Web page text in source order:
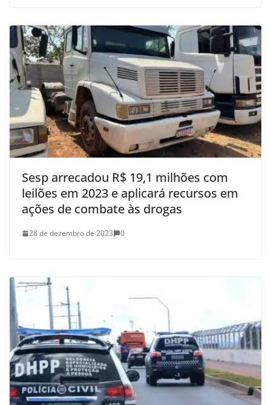
Sesp arrecadou R$ 19,1 milhões com
leilões em 2023 e aplicará recursos em
ações de combate às drogas
28 de dezembro de 2023 0